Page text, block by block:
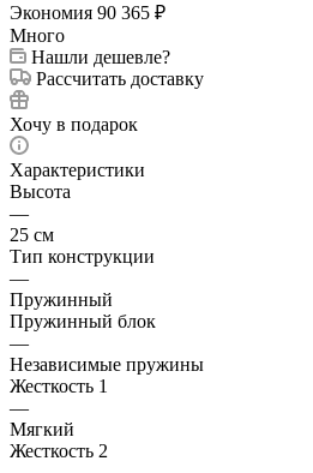
Экономия 90 365 ₽
Много
Нашли дешевле?
Рассчитать доставку
Хочу в подарок
Характеристики
Высота
—
25 см
Тип конструкции
—
Пружинный
Пружинный блок
—
Независимые пружины
Жесткость 1
—
Мягкий
Жесткость 2